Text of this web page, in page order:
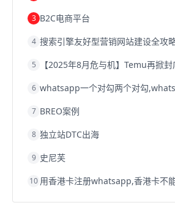
3 B2C电商平台
4 搜索引擎友好型营销网站建设全攻
5
6
7 BREO案例
8 独立站DTC出海
9 史尼芙
10 用香港卡注册whatsapp,香港卡不